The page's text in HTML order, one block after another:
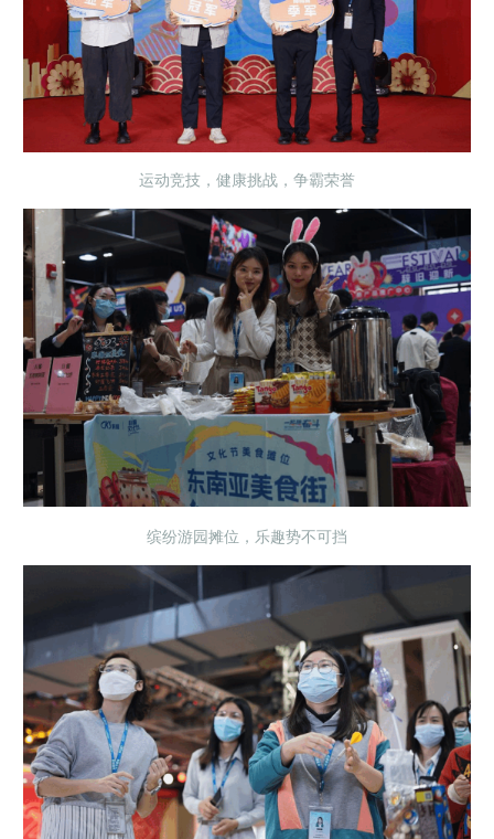
运动竞技，健康挑战，争霸荣誉
缤纷游园摊位，乐趣势不可挡